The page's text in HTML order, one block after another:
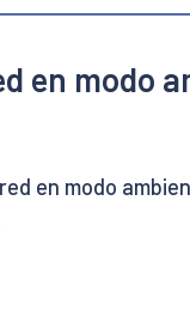
en modo
en modo